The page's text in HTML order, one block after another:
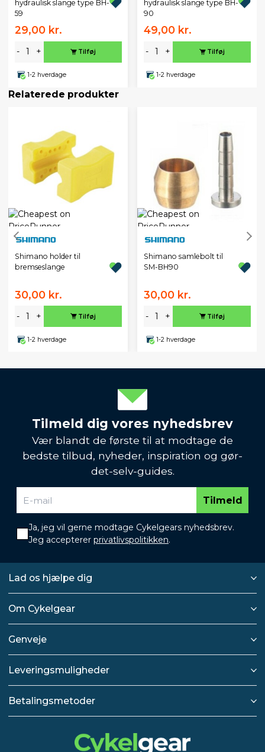
hydraulisk slange type BH-
59
29,00 kr.
- + Tilføj
1-2 hverdage
hydraulisk slange type BH-
90
49,00 kr.
- + Tilføj
1-2 hverdage
Relaterede produkter
Shimano holder til
bremseslange
30,00 kr.
- + Tilføj
1-2 hverdage
Shimano samlebolt til
SM-BH90
30,00 kr.
- + Tilføj
1-2 hverdage
Tilmeld dig vores nyhedsbrev
Vær blandt de første til at modtage de
bedste tilbud, nyheder, inspiration og gør-
det-selv-guides.
Tilmeld
Ja, jeg vil gerne modtage Cykelgears nyhedsbrev.
Jeg accepterer privatlivspolitikken.
Lad os hjælpe dig
Om Cykelgear
Genveje
Leveringsmuligheder
Betalingsmetoder